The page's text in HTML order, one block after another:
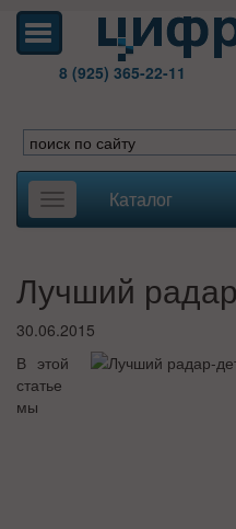
8 (925) 365-22-11
Toggle
navigation
Каталог
Лучший
30.06.2015
В этой
статье
мы